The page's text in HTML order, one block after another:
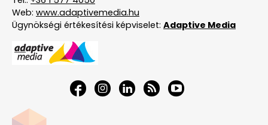
Web: www.adaptivemedia.hu
Ügynökségi értékesítési képviselet: Adaptive Media